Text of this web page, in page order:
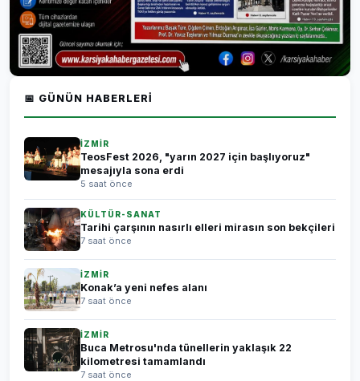
📅 GÜNÜN HABERLERI
İZMİR
TeosFest 2026, "yarın 2027 için başlıyoruz"
mesajıyla sona erdi
5 saat önce
KÜLTÜR-SANAT
Tarihi çarşının nasırlı elleri mirasın son bekçileri
7 saat önce
İZMİR
Konak’a yeni nefes alanı
7 saat önce
İZMİR
Buca Metrosu'nda tünellerin yaklaşık 22
kilometresi tamamlandı
7 saat önce